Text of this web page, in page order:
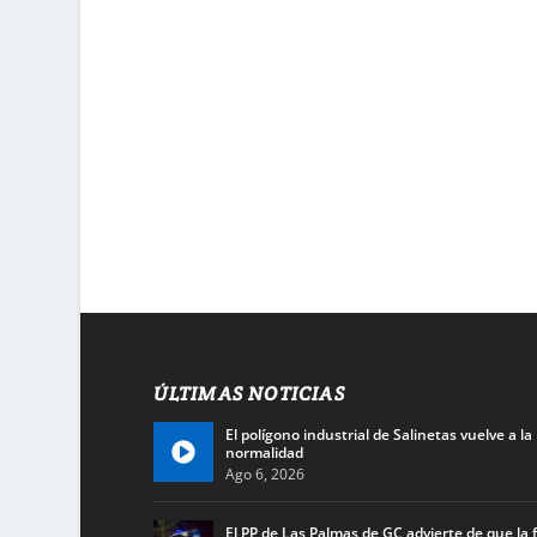
ÚLTIMAS NOTICIAS
El polígono industrial de Salinetas vuelve a la
normalidad
Ago 6, 2026